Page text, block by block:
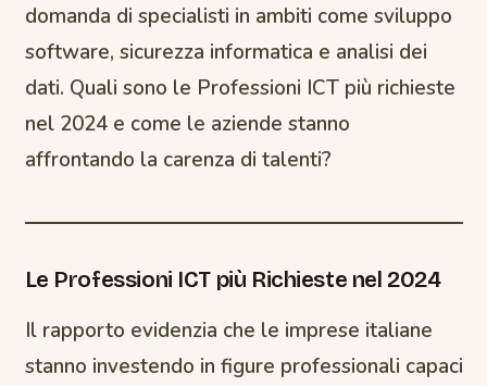
domanda di specialisti in ambiti come sviluppo
software, sicurezza informatica e analisi dei
dati. Quali sono le Professioni ICT più richieste
nel 2024 e come le aziende stanno
affrontando la carenza di talenti?
Le Professioni ICT più Richieste nel 2024
Il rapporto evidenzia che le imprese italiane
stanno investendo in figure professionali capaci